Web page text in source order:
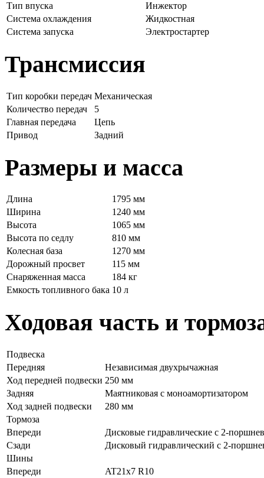
Тип впуска
Инжектор
Система охлаждения
Жидкостная
Система запуска
Электростартер
Трансмиссия
Тип коробки передач Механическая
Количество передач
5
Главная передача
Цепь
Привод
Задний
Размеры и масса
Длина
1795 мм
Ширина
1240 мм
Высота
1065 мм
Высота по седлу
810 мм
Колесная база
1270 мм
Дорожный просвет
115 мм
Снаряженная масса
184 кг
Емкость топливного бака 10 л
Ходовая часть и
Подвеска
Передняя
Независимая двухрычажная
Ход передней подвески 250 мм
Задняя
Маятниковая с моноамортизатором
Ход задней подвески
280 мм
Тормоза
Впереди
Дисковые гидравлические с 2-
Сзади
Дисковый гидравлический с 2-
Шины
Впереди
AT21x7 R10